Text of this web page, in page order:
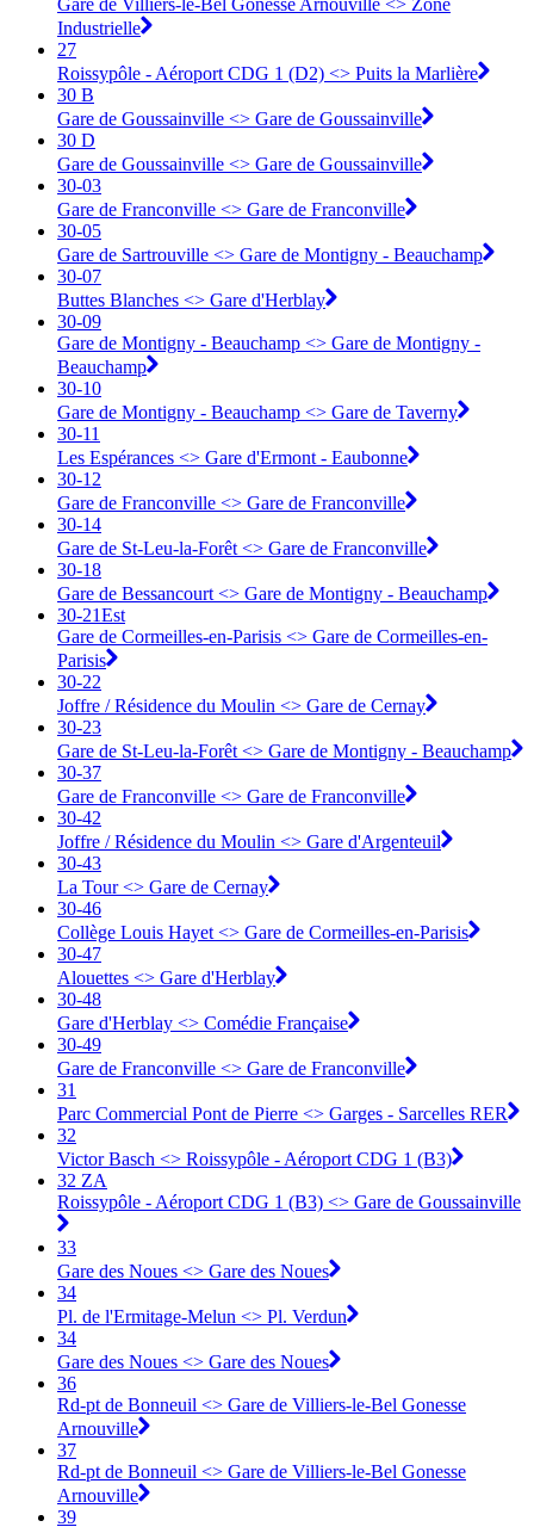
Gare de Villiers-le-Bel Gonesse Arnouville <> Zone
Industrielle
27
Roissypôle - Aéroport CDG 1 (D2) <> Puits la Marlière
30 B
Gare de Goussainville <> Gare de Goussainville
30 D
Gare de Goussainville <> Gare de Goussainville
30-03
Gare de Franconville <> ︎Gare de Franconville
30-05
Gare de Sartrouville <> ︎Gare de Montigny - Beauchamp
30-07
Buttes Blanches <> ︎Gare d'Herblay
30-09
Gare de Montigny - Beauchamp <> ︎Gare de Montigny -
Beauchamp
30-10
Gare de Montigny - Beauchamp <> ︎Gare de Taverny
30-11
Les Espérances <> ︎Gare d'Ermont - Eaubonne
30-12
Gare de Franconville <> ︎Gare de Franconville
30-14
Gare de St-Leu-la-Forêt <> ︎Gare de Franconville
30-18
Gare de Bessancourt <> ︎Gare de Montigny - Beauchamp
30-21Est
Gare de Cormeilles-en-Parisis <> ︎Gare de Cormeilles-en-
Parisis
30-22
Joffre / Résidence du Moulin <> ︎Gare de Cernay
30-23
Gare de St-Leu-la-Forêt <> ︎Gare de Montigny - Beauchamp
30-37
Gare de Franconville <> ︎Gare de Franconville
30-42
Joffre / Résidence du Moulin <> ︎Gare d'Argenteuil
30-43
La Tour <> ︎Gare de Cernay
30-46
Collège Louis Hayet <> ︎Gare de Cormeilles-en-Parisis
30-47
Alouettes <> ︎Gare d'Herblay
30-48
Gare d'Herblay <> ︎Comédie Française
30-49
Gare de Franconville <> ︎Gare de Franconville
31
Parc Commercial Pont de Pierre <> Garges - Sarcelles RER
32
Victor Basch <> Roissypôle - Aéroport CDG 1 (B3)
32 ZA
Roissypôle - Aéroport CDG 1 (B3) <> Gare de Goussainville
33
Gare des Noues <> Gare des Noues
34
Pl. de l'Ermitage-Melun <> Pl. Verdun
34
Gare des Noues <> Gare des Noues
36
Rd-pt de Bonneuil <> Gare de Villiers-le-Bel Gonesse
Arnouville
37
Rd-pt de Bonneuil <> Gare de Villiers-le-Bel Gonesse
Arnouville
39